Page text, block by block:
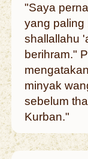
"Saya
yang paling
shallallahu
berihram."
minyak
sebelum
Kurban."